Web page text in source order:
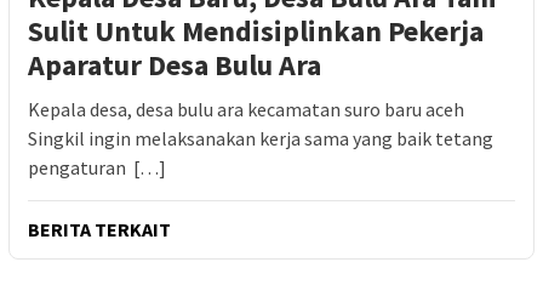
Sulit Untuk Mendisiplinkan Pekerja
Aparatur Desa Bulu Ara
Kepala desa, desa bulu ara kecamatan suro baru aceh
Singkil ingin melaksanakan kerja sama yang baik tetang
pengaturan […]
BERITA TERKAIT